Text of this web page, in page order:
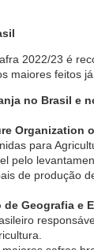
2022/23 é
maiores feitos
no Brasil e
Organization
para
pelo
de produção
Geografia e